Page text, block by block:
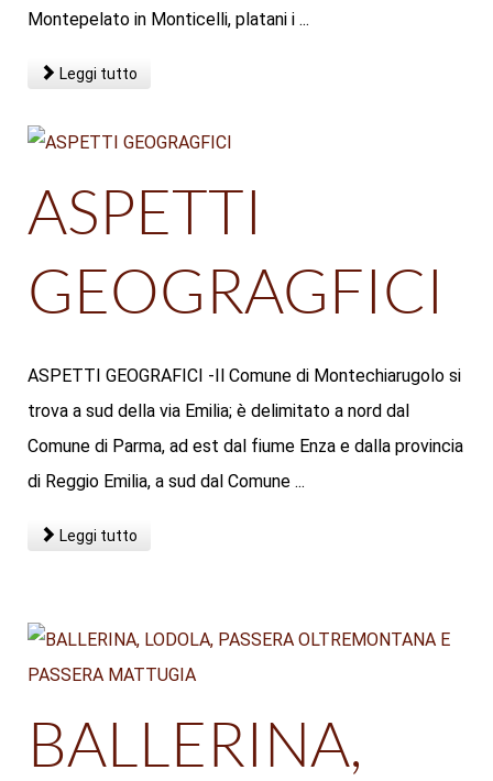
Montepelato in Monticelli, platani i ...
Leggi tutto
ASPETTI
GEOGRAGFICI
ASPETTI GEOGRAFICI -Il Comune di Montechiarugolo si
trova a sud della via Emilia; è delimitato a nord dal
Comune di Parma, ad est dal fiume Enza e dalla provincia
di Reggio Emilia, a sud dal Comune ...
Leggi tutto
BALLERINA,